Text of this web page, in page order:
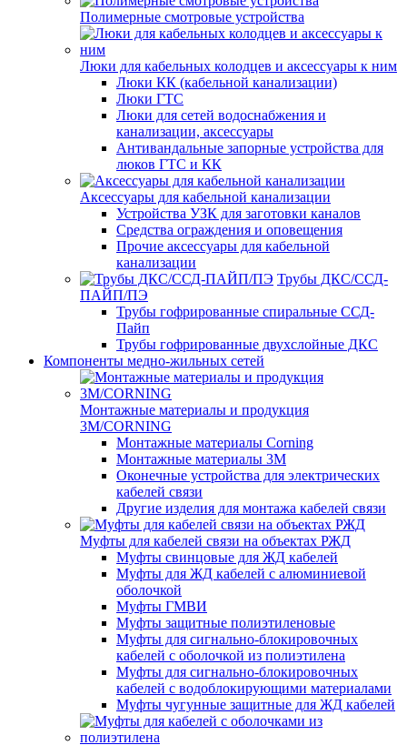
Полимерные смотровые устройства
Люки для кабельных колодцев и аксессуары к ним
Люки КК (кабельной канализации)
Люки ГТС
Люки для сетей водоснабжения и
канализации, аксессуары
Антивандальные запорные устройства для
люков ГТС и КК
Аксессуары для кабельной канализации
Устройства УЗК для заготовки каналов
Средства ограждения и оповещения
Прочие аксессуары для кабельной
канализации
Трубы ДКС/ССД-
ПАЙП/ПЭ
Трубы гофрированные спиральные ССД-
Пайп
Трубы гофрированные двухслойные ДКС
Компоненты медно-жильных сетей
Монтажные материалы и продукция
3M/CORNING
Монтажные материалы Corning
Монтажные материалы 3M
Оконечные устройства для электрических
кабелей связи
Другие изделия для монтажа кабелей связи
Муфты для кабелей связи на объектах РЖД
Муфты свинцовые для ЖД кабелей
Муфты для ЖД кабелей с алюминиевой
оболочкой
Муфты ГМВИ
Муфты защитные полиэтиленовые
Муфты для сигнально-блокировочных
кабелей с оболочкой из полиэтилена
Муфты для сигнально-блокировочных
кабелей с водоблокирующими материалами
Муфты чугунные защитные для ЖД кабелей